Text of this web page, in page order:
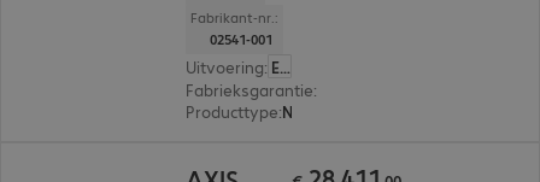
Fabrikant-nr.:
02541-001
Uitvoering: Europa
Fabrieksgarantie:
Producttype: